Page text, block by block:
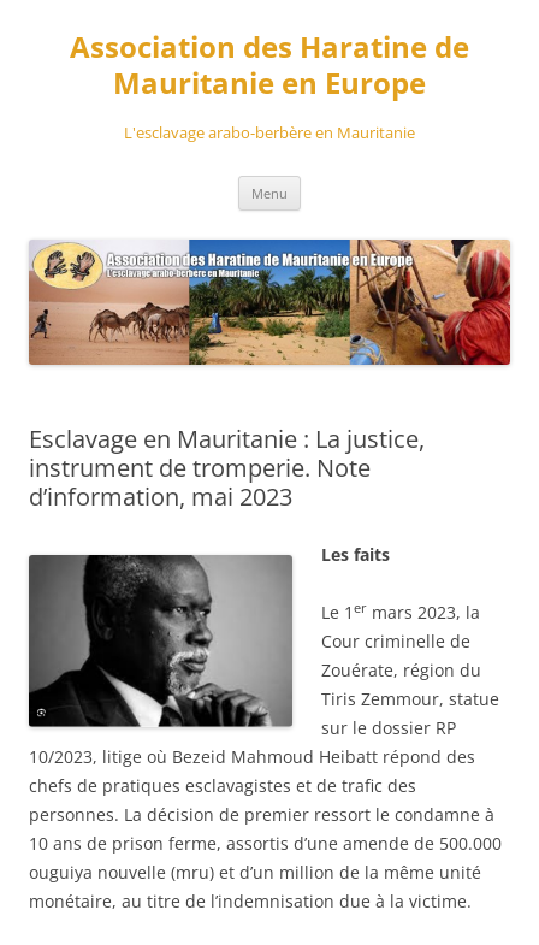
contenuAssociation des Haratine de
Mauritanie en Europe
L'esclavage arabo-berbère en Mauritanie
Menu
Esclavage en Mauritanie : La justice,
instrument de tromperie. Note
d’information, mai 2023
Les faits
Le 1 er mars 2023, la
Cour criminelle de
Zouérate, région du
Tiris Zemmour, statue
sur le dossier RP
10/2023, litige où Bezeid Mahmoud Heibatt répond des
chefs de pratiques esclavagistes et de trafic des
personnes. La décision de premier ressort le condamne à
10 ans de prison ferme, assortis d’une amende de 500.000
ouguiya nouvelle (mru) et d’un million de la même unité
monétaire, au titre de l’indemnisation due à la victime.